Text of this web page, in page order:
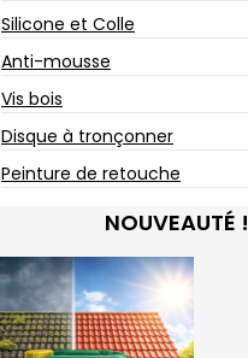
Silicone et Colle
Anti-mousse
Vis bois
Disque à tronçonner
Peinture de retouche
NOUVEAUTÉ !